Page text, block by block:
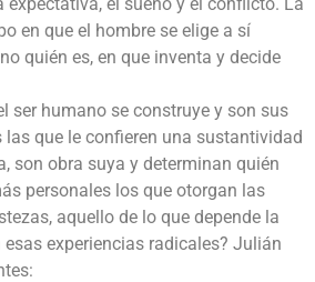
en que el hombre se elige a sí
quién es, en que inventa y decide
ser humano se construye y son sus
las que le confieren una sustantividad
son obra suya y determinan quién
personales los que otorgan las
aquello de lo que depende la
experiencias radicales? Julián